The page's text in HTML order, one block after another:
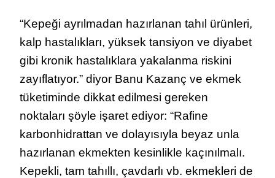
“Kepeği ayrılmadan hazırlanan tahıl ürünleri,
kalp hastalıkları, yüksek tansiyon ve diyabet
gibi kronik hastalıklara yakalanma riskini
zayıflatıyor.” diyor Banu Kazanç ve ekmek
tüketiminde dikkat edilmesi gereken
noktaları şöyle işaret ediyor: “Rafine
karbonhidrattan ve dolayısıyla beyaz unla
hazırlanan ekmekten kesinlikle kaçınılmalı.
Kepekli, tam tahıllı, çavdarlı vb. ekmekleri de